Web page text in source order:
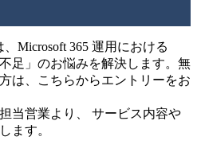
Microsoft 365 運用における
足」のお悩みを解決します。無
は、こちらからエントリーをお
当営業より、 サービス内容や
ます。